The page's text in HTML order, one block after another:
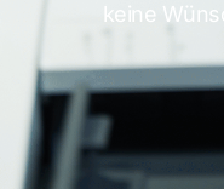
keine